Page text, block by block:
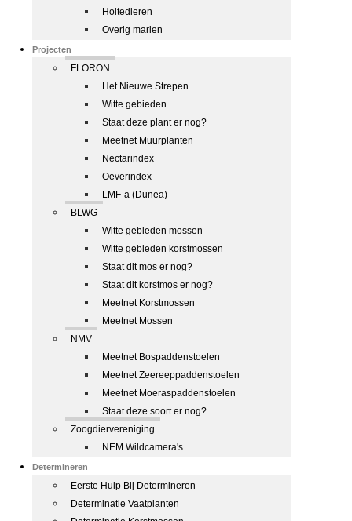
Holtedieren
Overig marien
Projecten
FLORON
Het Nieuwe Strepen
Witte gebieden
Staat deze plant er nog?
Meetnet Muurplanten
Nectarindex
Oeverindex
LMF-a (Dunea)
BLWG
Witte gebieden mossen
Witte gebieden korstmossen
Staat dit mos er nog?
Staat dit korstmos er nog?
Meetnet Korstmossen
Meetnet Mossen
NMV
Meetnet Bospaddenstoelen
Meetnet Zeereeppaddenstoelen
Meetnet Moeraspaddenstoelen
Staat deze soort er nog?
Zoogdiervereniging
NEM Wildcamera's
Determineren
Eerste Hulp Bij Determineren
Determinatie Vaatplanten